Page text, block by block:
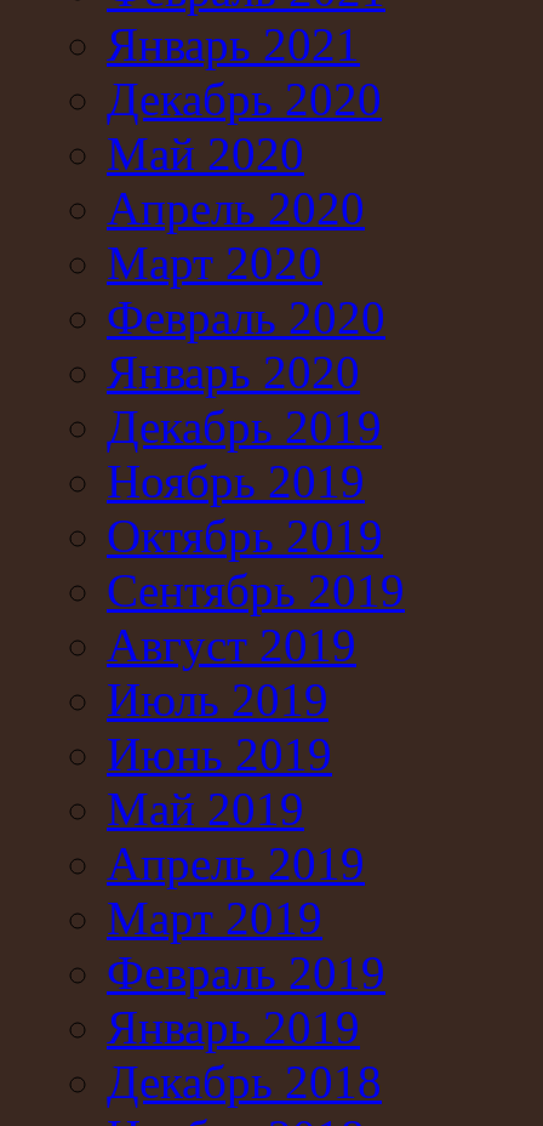
Январь 2021
Декабрь 2020
Май 2020
Апрель 2020
Март 2020
Февраль 2020
Январь 2020
Декабрь 2019
Ноябрь 2019
Октябрь 2019
Сентябрь 2019
Август 2019
Июль 2019
Июнь 2019
Май 2019
Апрель 2019
Март 2019
Февраль 2019
Январь 2019
Декабрь 2018